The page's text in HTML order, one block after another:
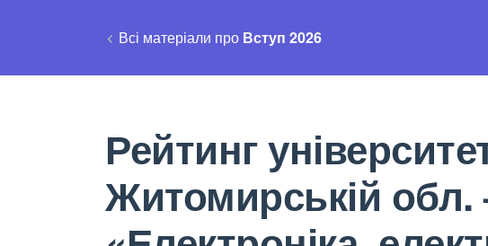
Всі матеріали про Вступ 2026
Рейтинг
Житомирській